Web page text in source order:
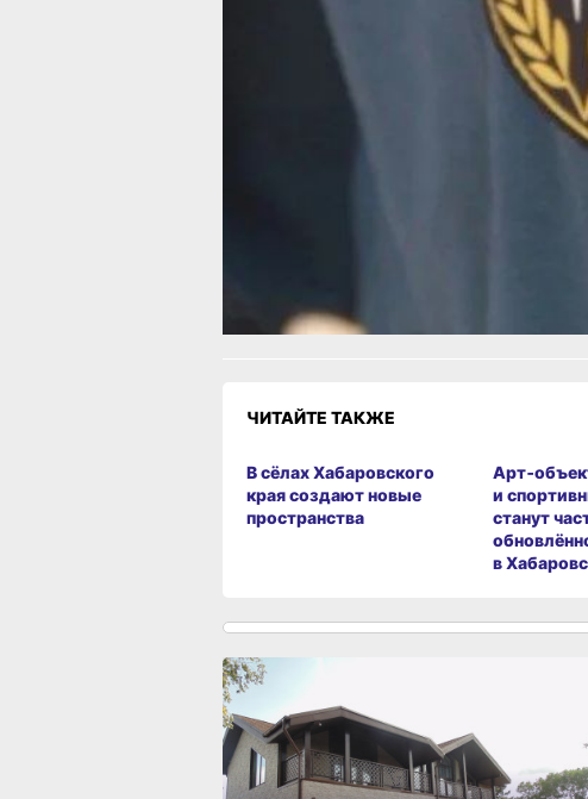
происшествия направили водолазную
группу поисково-спасательного отряда
из Комсомольска-на-Амуре, поиски
продолжаются.
Хабаровск в дыму: природные пожары
ЧИТАЙТЕ ТАКЖЕ
В сёлах Хабаровского
края создают новые
пространства
и
станут
в